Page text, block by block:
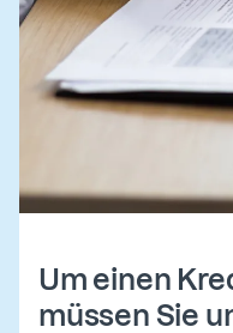
Um einen
müssen Sie